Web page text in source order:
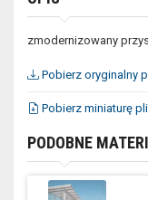
zmodernizowany
Pobierz oryginalny
Pobierz miniaturę
PODOBNE